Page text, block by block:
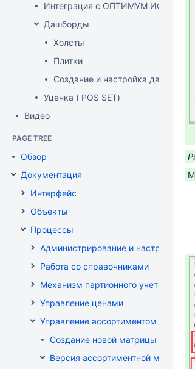
Интеграция с ОПТИМУМ ИСУМТ
Дашборды
Холсты
Плитки
Создание и настройка дашборда
Уценка ( POS SET)
Видео
PAGE TREE
Обзор
Документация
Интерфейс
Объекты
Процессы
Администрирование и настройка
Работа со справочниками
Механизм партионного учета
Управление ценами
Управление ассортиментом
Создание новой матрицы
Версия ассортиментной матрицы